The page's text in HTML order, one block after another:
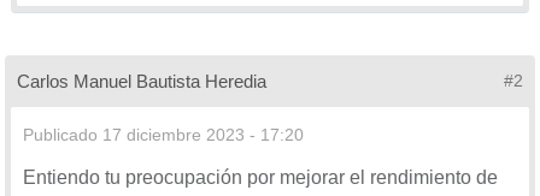
Carlos Manuel Bautista Heredia #2
Publicado 17 diciembre 2023 - 17:20
Entiendo tu preocupación por mejorar el rendimiento de